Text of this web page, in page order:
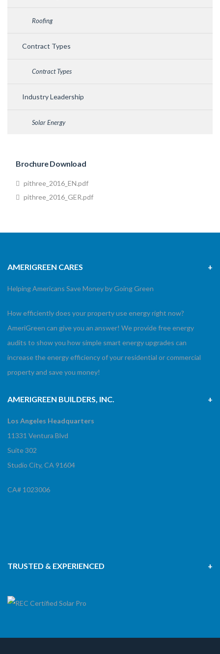
Roofing
Contract Types
Contract Types
Industry Leadership
Solar Energy
Brochure Download
pithree_2016_EN.pdf
pithree_2016_GER.pdf
AMERIGREEN CARES
Helping Americans Save Money by Going Green
How efficiently does your property use energy right now?
AmeriGreen can give you an answer! We provide free energy
audits to show you how simple smart energy upgrades can
increase the energy efficiency of your residential or commercial
property and save you money!
AMERIGREEN BUILDERS, INC.
Los Angeles Headquarters
11331 Ventura Blvd
Suite 302
Studio City, CA 91604
CA# 1023006
TRUSTED & EXPERIENCED